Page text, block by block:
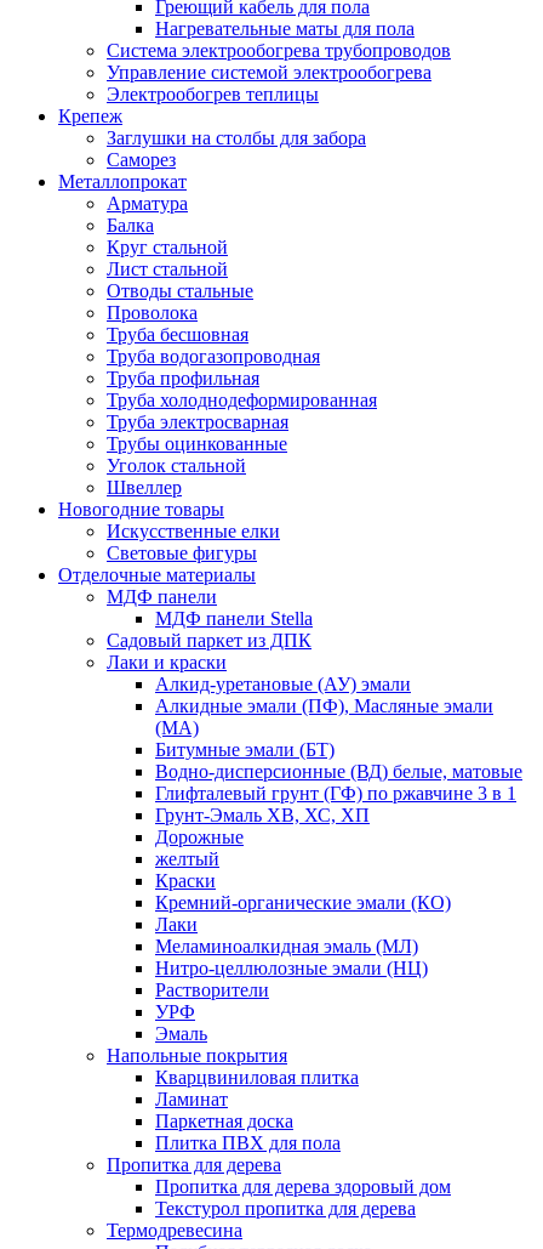
Греющий кабель для пола
Нагревательные маты для пола
Система электрообогрева трубопроводов
Управление системой электрообогрева
Электрообогрев теплицы
Крепеж
Заглушки на столбы для забора
Саморез
Металлопрокат
Арматура
Балка
Круг стальной
Лист стальной
Отводы стальные
Проволока
Труба бесшовная
Труба водогазопроводная
Труба профильная
Труба холоднодеформированная
Труба электросварная
Трубы оцинкованные
Уголок стальной
Швеллер
Новогодние товары
Искусственные елки
Световые фигуры
Отделочные материалы
МДФ панели
МДФ панели Stella
Садовый паркет из ДПК
Лаки и краски
Алкид-уретановые (АУ) эмали
Алкидные эмали (ПФ), Масляные эмали
(МА)
Битумные эмали (БТ)
Водно-дисперсионные (ВД) белые, матовые
Глифталевый грунт (ГФ) по ржавчине 3 в 1
Грунт-Эмаль ХВ, ХС, ХП
Дорожные
желтый
Краски
Кремний-органические эмали (КО)
Лаки
Меламиноалкидная эмаль (МЛ)
Нитро-целлюлозные эмали (НЦ)
Растворители
УРФ
Эмаль
Напольные покрытия
Кварцвиниловая плитка
Ламинат
Паркетная доска
Плитка ПВХ для пола
Пропитка для дерева
Пропитка для дерева здоровый дом
Текстурол пропитка для дерева
Термодревесина